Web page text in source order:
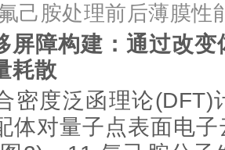
己胺处理前后薄膜性
屏障构建：通过改
耗散
密度泛函理论(DFT)
体对量子点表面电